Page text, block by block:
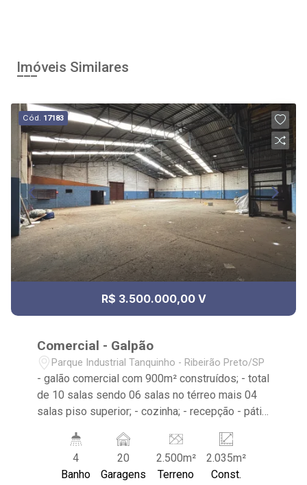
Imóveis Similares
Cód. 17183
R$ 3.500.000,00 V
Comercial - Galpão
Parque Industrial Tanquinho - Ribeirão Preto/SP
- galão comercial com 900m² construídos; - total
de 10 salas sendo 06 salas no térreo mais 04
salas piso superior; - cozinha; - recepção - pátio
descoberto com 450m² e entrada por outra rua. -
rua larga com espaço para manobra grande
caminhões, apenas uma quadra da avenida
4
Banho
20
Garagens
2.500m²
Terreno
2.035m²
Const.